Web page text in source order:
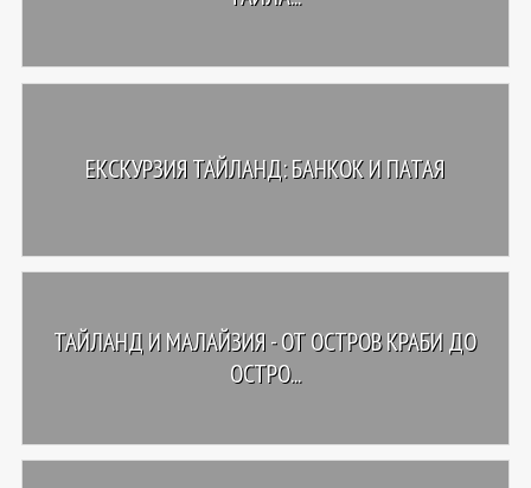
ЕКСКУРЗИЯ ТАЙЛАНД: БАНКОК И ПАТАЯ
ТАЙЛАНД И МАЛАЙЗИЯ - ОТ ОСТРОВ КРАБИ ДО
ОСТРО...